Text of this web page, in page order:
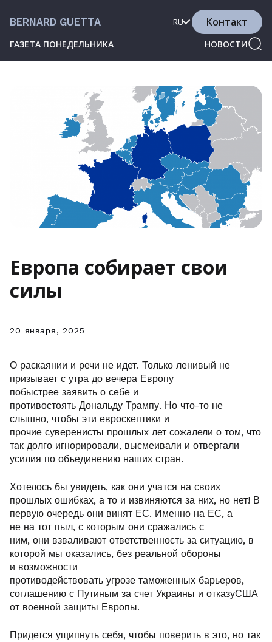
BERNARD GUETTA
ГАЗЕТА ПОНЕДЕЛЬНИКА НОВОСТИ
RU Контакт
Европа собирает свои
силы
20 января, 2025
О раскаянии и речи не идет. Только ленивый не
призывает с утра до вечера Европу
побыстрее заявить о себе и
противостоять Дональду Трампу. Но что-то не
слышно, чтобы эти евроскептики и
прочие суверенисты прошлых лет сожалели о том, что
так долго игнорировали, высмеивали и отвергали
усилия по объединению наших стран.
Хотелось бы увидеть, как они учатся на своих
прошлых ошибках, а то и извиняются за них, но нет! В
первую очередь они винят ЕС. Именно на ЕС, а
не на тот пыл, с которым они сражались с
ним, они взваливают ответственность за ситуацию, в
которой мы оказались, без реальной обороны
и возможности
противодействовать угрозе таможенных барьеров,
соглашению с Путиным за счет Украины и отказуСША
от военной защиты Европы.
Придется ущипнуть себя, чтобы поверить в это, но так